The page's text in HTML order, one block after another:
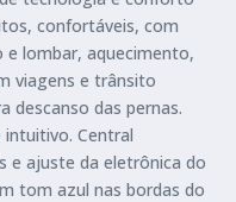
confortáveis, com
lombar, aquecimento,
viagens e trânsito
descanso das pernas.
Central
e ajuste da eletrônica do
tom azul nas bordas do